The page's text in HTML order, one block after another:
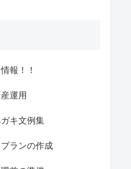
報！！
運用
キ文例集
ランの作成